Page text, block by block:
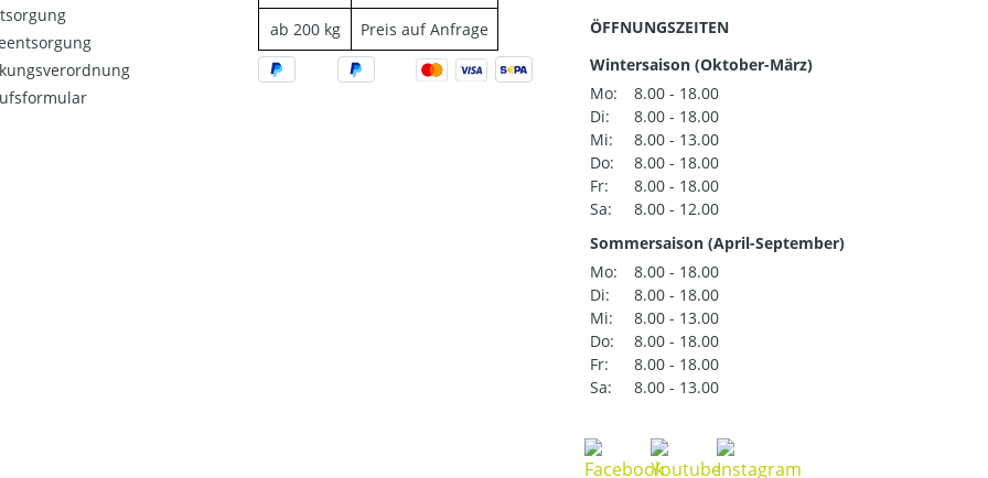
ab 200 kg
Preis auf Anfrage
ÖFFNUNGSZEITEN
Wintersaison (Oktober-März)
Mo:
8.00 - 18.00
Di:
8.00 - 18.00
Mi:
8.00 - 13.00
Do:
8.00 - 18.00
Fr:
8.00 - 18.00
Sa:
8.00 - 12.00
Sommersaison (April-September)
Mo:
8.00 - 18.00
Di:
8.00 - 18.00
Mi:
8.00 - 13.00
Do:
8.00 - 18.00
Fr:
8.00 - 18.00
Sa:
8.00 - 13.00